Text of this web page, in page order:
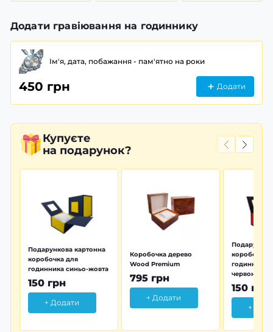
Додати гравіювання на годиннику
Ім'я, дата, побажання - пам'ятно на роки
450 грн Додати
Купуєте
на подарунок?
Подарункова картонна
коробочка для
годинника синьо-жовта
150 грн
+ Додати
Коробочка дерево
Wood Premium
795 грн
+ Додати
коробочка
годинника
червона
150 грн
+